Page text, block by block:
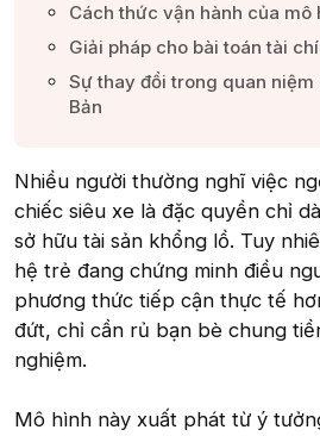
Cách thức vận hành của mô
Giải pháp cho bài toán tài
Sự thay đổi trong quan niệm
Bản​
Nhiều người thường nghĩ việc
chiếc siêu xe là đặc quyền chỉ
sở hữu tài sản khổng lồ. Tuy
hệ trẻ đang chứng minh điều
phương thức tiếp cận thực tế
đứt, chỉ cần rủ bạn bè chung
nghiệm.
Mô hình này xuất phát từ ý